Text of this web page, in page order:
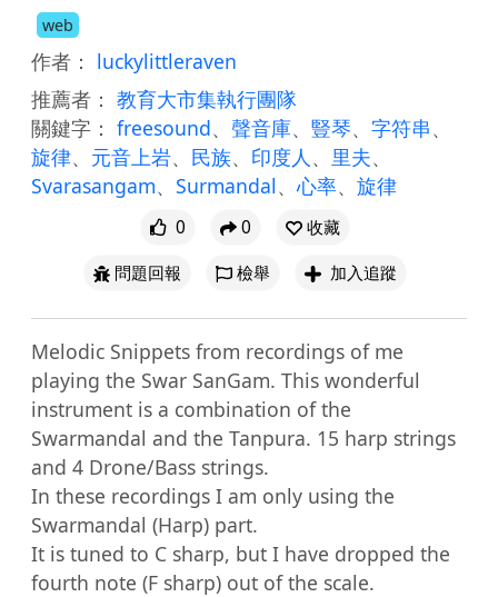
web
作者： luckylittleraven
推薦者： 教育大市集執行團隊
關鍵字： freesound、 聲音庫、 豎琴、 字符串、
旋律、 元音上岩、 民族、 印度人 、 里夫、
Svarasangam、 Surmandal、心率、 旋律
0 0
收藏
問題回報
檢舉 加入追蹤
Melodic Snippets from recordings of me
playing the Swar SanGam. This wonderful
instrument is a combination of the
Swarmandal and the Tanpura. 15 harp strings
and 4 Drone/Bass strings.
In these recordings I am only using the
Swarmandal (Harp) part.
It is tuned to C sharp, but I have dropped the
fourth note (F sharp) out of the scale.